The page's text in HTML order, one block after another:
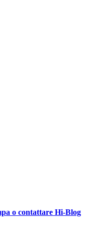
o contattare Hi-Blog